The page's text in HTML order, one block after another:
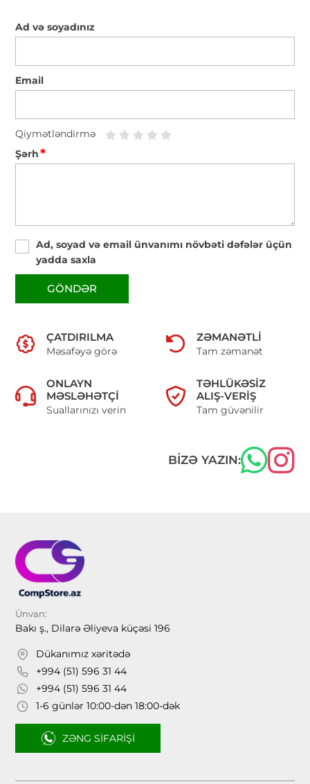
Ad və soyadınız
Email
Qiymətləndirmə
Şərh*
Ad, soyad və email ünvanımı növbəti dəfələr üçün
yadda saxla
GÖNDƏR
ÇATDIRILMA
Məsafəyə görə
ZƏMANƏTLI
Tam zəmanət
ONLAYN
MƏSLƏHƏTÇI
Suallarınızı verin
TƏHLÜKƏSIZ
ALIŞ-VERIŞ
Tam güvənilir
BIZƏ YAZIN:
Ünvan:
Bakı ş., Dilarə Əliyeva küçəsi 196
Dükanımız xəritədə
+994 (51) 596 31 44
+994 (51) 596 31 44
1-6 günlər 10:00-dən 18:00-dək
ZƏNG SIFARIŞI